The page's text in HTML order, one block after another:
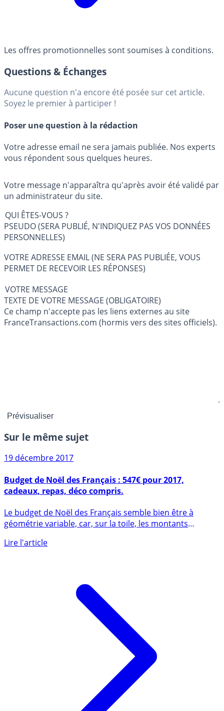
Les offres promotionnelles sont soumises à conditions.
Questions & Échanges
Aucune question n'a encore été posée sur cet article.
Soyez le premier à participer !
Poser une question à la rédaction
Votre adresse email ne sera jamais publiée. Nos experts
vous répondent sous quelques heures.
Votre message n'apparaîtra qu'après avoir été validé par
un administrateur du site.
QUI ÊTES-VOUS ?
PSEUDO (SERA PUBLIÉ, N'INDIQUEZ PAS VOS DONNÉES
PERSONNELLES)
VOTRE ADRESSE EMAIL (NE SERA PAS PUBLIÉE, VOUS
PERMET DE RECEVOIR LES RÉPONSES)
VOTRE MESSAGE
TEXTE DE VOTRE MESSAGE (OBLIGATOIRE)
Ce champ n'accepte pas les liens externes au site
FranceTransactions.com (hormis vers des sites officiels).
Sur le même sujet
19 décembre 2017
Budget de Noël des Français : 547€ pour 2017,
cadeaux, repas, déco compris.
géométrie variable, car, sur la toile, les montants